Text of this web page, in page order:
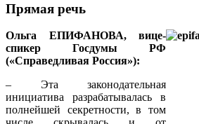
Прямая речь
Ольга ЕПИФАНОВА, вице-
спикер Госдумы РФ
(«Справедливая Россия»):
– Эта законодательная
инициатива разрабатывалась в
полнейшей секретности, в том